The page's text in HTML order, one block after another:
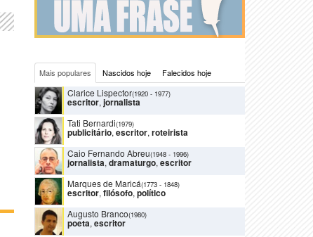
Mais populares Nascidos hoje Falecidos hoje
Clarice Lispector(1920 - 1977)
escritor, jornalista
Tati Bernardi(1979)
publicitário, escritor, roteirista
Caio Fernando Abreu(1948 - 1996)
jornalista, dramaturgo, escritor
Marques de Maricá(1773 - 1848)
escritor, filósofo, político
Augusto Branco(1980)
poeta, escritor